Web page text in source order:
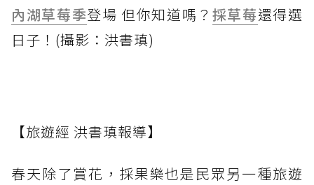
內湖草莓季登場 但你知道嗎？ 採草莓還得選
日子！(攝影：洪書瑱)
【旅遊經 洪書瑱報導】
春天除了賞花，採果樂也是民眾另一種旅遊